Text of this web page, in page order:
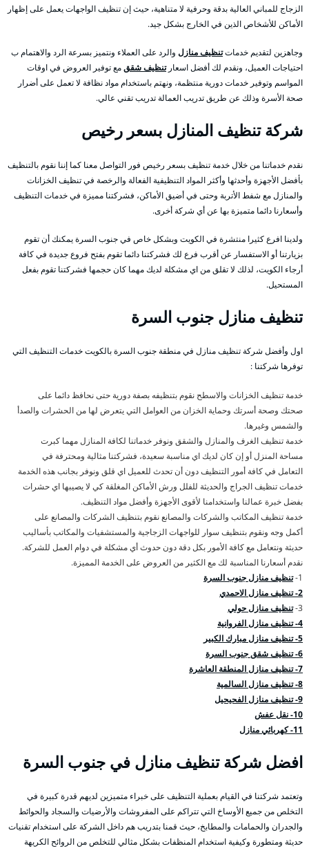
الزجاج للمباني العالية بدقة وحرفية لا متناهية، حيث إن تنظيف الواجهات يعمل على إظهار
الأماكن للأشخاص الذين في الخارج بشكل جيد.
وجاهزين لتقديم خدماتتنظيف منازل والرد على العملاء ونتميز بسرعة الرد والاهتمام ب
احتياجات العميل، ونقدم لك أفضل اسعارتنظيف شققمع توفير العروض في اوقات
المواسم وتوفير خدمات دورية منتظمة، ونهتم باستخدام مواد نظافة لا تعمل على أضرار
صحة الأسرة وذلك عن طريق تدريب العمالة تدريب تقني عالي.
شركة تنظيف المنازل بسعر رخيص
نقدم خدماتنا من خلال خدمة تنظيف بسعر رخيص فور التواصل معنا كما إننا نقوم بالتنظيف
بأفضل الأجهزة وأحدثها وأكثر المواد التنظيفية الفعالة والرخصة في تنظيف الخزانات
والمنازل مع شفط الأتربة وحتى في أضيق الأماكن، فشركتنا مميزة في خدمات التنظيف
وأسعارنا دائما متميزة بها عن أي شركة أخرى.
ولدينا افرع كثيرا منتشرة في الكويت وبشكل خاص في جنوب السرة يمكنك أن تقوم
بزيارتنا أو الاستفسار عن أقرب فرع لك فشركتنا دائما تقوم بفتح فروع جديدة في كافة
أرجاء الكويت، لذلك لا تقلق من اي مشكلة لديك مهما كان حجمها فشركتنا تقوم بفعل
المستحيل.
تنظيف منازل جنوب السرة
اول وأفضل شركة تنظيف منازل في منطقة جنوب السرة بالكويت خدمات التنظيف التي
توفرها شركتنا :
خدمة تنظيف الخزانات والاسطح نقوم بتنظيفه بصفة دورية حتى نحافظ دائما على
صحتك وصحة أسرتك وحماية الخزان من العوامل التي يتعرض لها من الحشرات والصدأ
والشمس وغيرها.
خدمة تنظيف الغرف والمنازل والشقق ونوفر خدماتنا لكافة المنازل مهما كبرت
مساحة المنزل أو إن كان لديك اي مناسبة سعيدة، فشركتنا مثالية ومحترفة في
التعامل في كافة أمور التنظيف دون أن تحدث للعميل اي قلق ونوفر بجانب هذه الخدمة
خدمات تنظيف الجراج والحديثة للفلل ورش الأماكن المغلقة كي لا يصيبها اي حشرات
بفضل خبرة عمالنا واستخدامنا لأقوى الأجهزة وأفضل مواد التنظيف.
خدمة تنظيف المكاتب والشركات والمصانع نقوم بتنظيف الشركات والمصانع على
أكمل وجه ونقوم بتنظيف سوار للواجهات الزجاجية والمستشفيات والمكاتب بأساليب
حديثة ونتعامل مع كافة الأمور بكل دقة دون حدوث أي مشكلة في دوام العمل للشركة.
نقدم أسعارنا المناسبة لك مع الكثير من العروض على الخدمة المميزة.
1- تنظيف منازل جنوب السرة
2- تنظيف منازل الاحمدي
3- تنظيف منازل حولي
4- تنظيف منازل الفروانية
5- تنظيف منازل مبارك الكبير
6- تنظيف شقق جنوب السرة
7- تنظيف منازل المنطقة العاشرة
8- تنظيف منازل السالمية
9- تنظيف منازل الفحيحيل
10- نقل عفش
11- كهربائي منازل
افضل شركة تنظيف منازل في جنوب السرة
وتعتمد شركتنا في القيام بعملية التنظيف على خبراء متميزين لديهم قدرة كبيرة في
التخلص من جميع الأوساخ التي تتراكم على المفروشات والأرضيات والسجاد والحوائط
والجدران والحمامات والمطابخ، حيث قمنا بتدريب هم داخل الشركة على استخدام تقنيات
حديثة ومتطورة وكيفية استخدام المنظفات بشكل مثالي للتخلص من الروائح الكريهة